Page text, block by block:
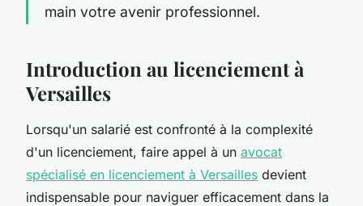
main votre avenir professionnel.
Introduction au licenciement à
Versailles
Lorsqu'un salarié est confronté à la complexité
d'un licenciement, faire appel à un avocat
spécialisé en licenciement à Versailles devient
indispensable pour naviguer efficacement dans la